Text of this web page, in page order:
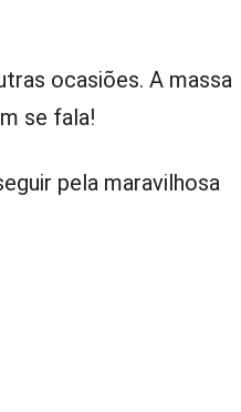
ocasiões. A massa
se fala!
pela maravilhosa